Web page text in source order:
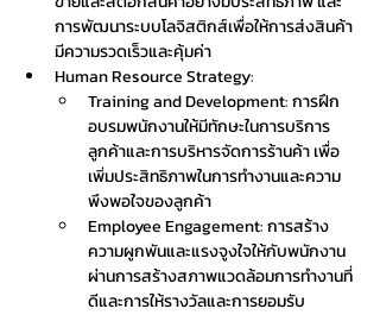
การพัฒนาระบบโลจิสติกส์เพื่อให้การส่งสินค้า
มีความรวดเร็วและคุ้มค่า
Human Resource Strategy:
Training and Development: การฝึก
อบรมพนักงานให้มีทักษะในการบริการ
ลูกค้าและการบริหารจัดการร้านค้า เพื่อ
เพิ่มประสิทธิภาพในการทำงานและความ
พึงพอใจของลูกค้า
Employee Engagement: การสร้าง
ความผูกพันและแรงจูงใจให้กับพนักงาน
ผ่านการสร้างสภาพแวดล้อมการทำงานที่
ดีและการให้รางวัลและการยอมรับ